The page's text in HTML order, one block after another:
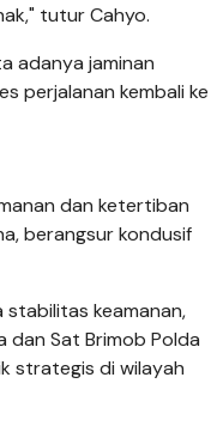
tutur Cahyo.
adanya jaminan
perjalanan kembali ke
dan ketertiban
berangsur kondusif
stabilitas keamanan,
dan Sat Brimob Polda
strategis di wilayah